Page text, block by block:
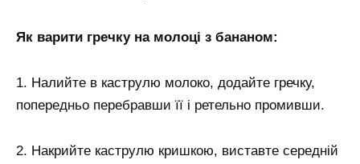
Як варити гречку на молоці з бананом:
1. Налийте в каструлю молоко, додайте гречку,
попередньо перебравши її і ретельно промивши.
2. Накрийте каструлю кришкою, виставте середній